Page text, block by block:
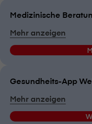
Medizinische
Mehr anzeigen
Gesundheits-App
Mehr anzeigen